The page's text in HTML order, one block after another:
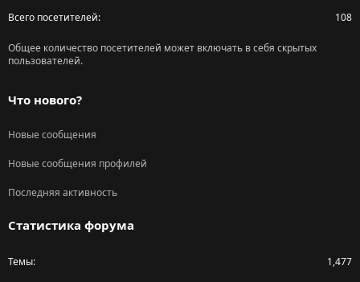
Всего посетителей 108
Общее количество посетителей может включать в себя скрытых
пользователей.
Что нового?
Новые сообщения
Новые сообщения профилей
Последняя активность
Статистика форума
Темы 1,477